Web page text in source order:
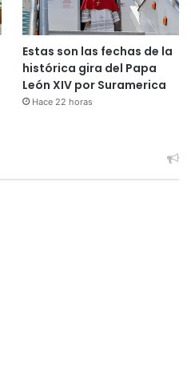
Estas son las fechas de la
histórica gira del Papa
León XIV por Suramerica
Hace 22 horas